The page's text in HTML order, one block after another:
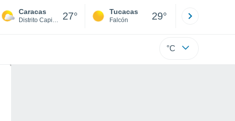
Caracas
Distrito Capital 27° Tucacas
Falcón 29°
°C